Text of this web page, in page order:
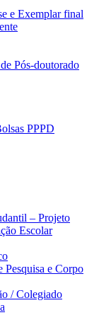
e Exemplar final
Pós-doutorado
PPPD
– Projeto
Escolar
Pesquisa e Corpo
/ Colegiado